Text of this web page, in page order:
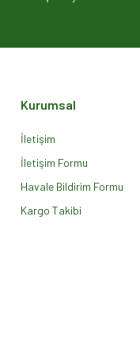
Kurumsal
İletişim
İletişim Formu
Havale Bildirim Formu
Kargo Takibi